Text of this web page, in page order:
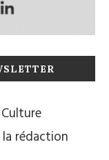
rédaction